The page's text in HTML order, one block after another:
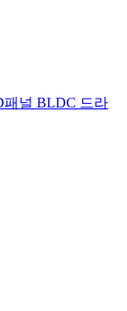
패널 BLDC 드라